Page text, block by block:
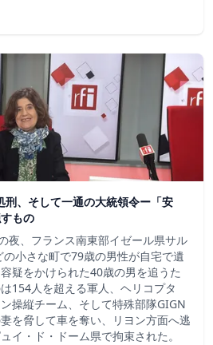
刑、そして一通の大統領令ー「安
もの
夜、フランス南東部イゼール県サル
小さな町で79歳の男性が自宅で遺
疑をかけられた40歳の男を追うた
154人を超える軍人、ヘリコプタ
操縦チーム、そして特殊部隊GIGN
を脅して車を奪い、リヨン方面へ逃
イ・ド・ドーム県で拘束された。